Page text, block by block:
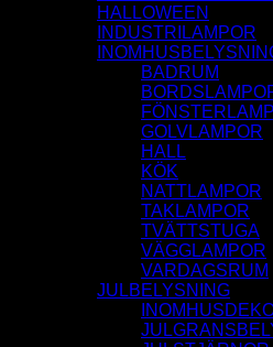
HALLOWEEN
INDUSTRILAMPOR
BADRUM
GOLVLAMPOR
HALL
KÖK
NATTLAMPOR
TAKLAMPOR
TVÄTTSTUGA
VÄGGLAMPOR
VARDAGSRUM
JULBELYSNING